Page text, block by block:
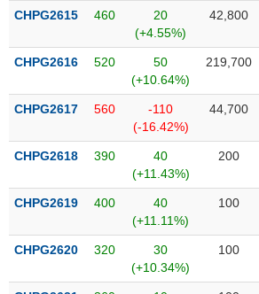
Cổ
chi
tiết
Tổng
quan
Giao
dịch
Tài
chính
Phân
tích
CHPG2615 460
20
(+4.55%)
42,800
CHPG2616 520
50
(+10.64%)
219,700
CHPG2617 560
-110
(-16.42%)
44,700
CHPG2618 390
40
(+11.43%)
200
CHPG2619 400
40
(+11.11%)
100
CHPG2620 320
30
(+10.34%)
100
MỚI
Ngành
(-)
VS-
LƯỢNG